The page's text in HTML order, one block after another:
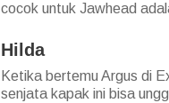
cocok untuk Jawhead
Hilda
Ketika bertemu Argus di
senjata kapak ini bisa